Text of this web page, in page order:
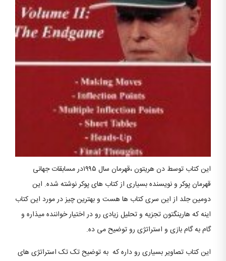
این کتاب توسط دن هریتون ،قهرمان سال ۱۹۹۵در مسابقات جهانی
قهرمان پوکر و نویسنده بسیاری از کتاب های پوکر نوشته شده. این
دومین جلد از این سری کتاب ها هست و بهترین چیز در مورد این کتاب
اینه که هارینگتون تجزیه و تحلیل زیادی رو در اختیار خواننده میذاره و
گام به گام بازی و استراتژی رو توضیح می ده.
این کتاب تصاویر بسیاری رو داره که به توضیح تک تک استراتژی های